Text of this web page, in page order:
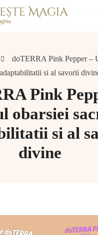
doTERRA Pink Pepper –
si al savorii
Pink
obarsiei
si al
divine